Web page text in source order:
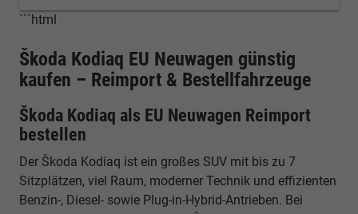
```html
Škoda Kodiaq EU Neuwagen günstig
kaufen – Reimport & Bestellfahrzeuge
Škoda Kodiaq als EU Neuwagen Reimport
bestellen
Der Škoda Kodiaq ist ein großes SUV mit bis zu 7
Sitzplätzen, viel Raum, moderner Technik und effizienten
Benzin-, Diesel- sowie Plug-in-Hybrid-Antrieben. Bei